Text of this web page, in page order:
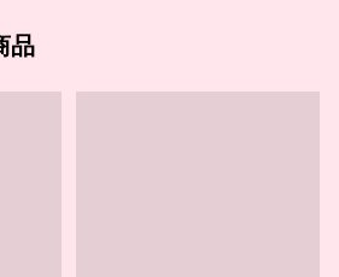
品